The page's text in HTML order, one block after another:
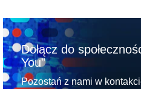
Dołącz do
You”
Pozostań z nami w